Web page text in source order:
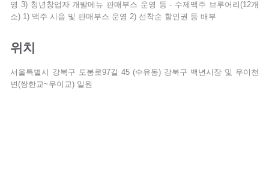
영 3) 청년창업자 개발메뉴 판매부스 운영 등 - 수제맥주 브루어리(12개
소) 1) 맥주 시음 및 판매부스 운영 2) 선착순 할인권 등 배부
위치
서울특별시 강북구 도봉로97길 45 (수유동) 강북구 백년시장 및 우이천
변(쌍한교~우이교) 일원